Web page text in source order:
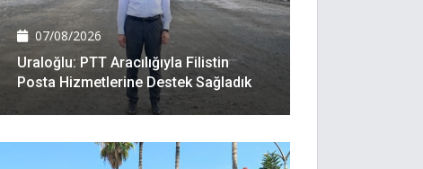
07/08/2026
Uraloğlu: PTT Aracılığıyla Filistin
Posta Hizmetlerine Destek Sağladık